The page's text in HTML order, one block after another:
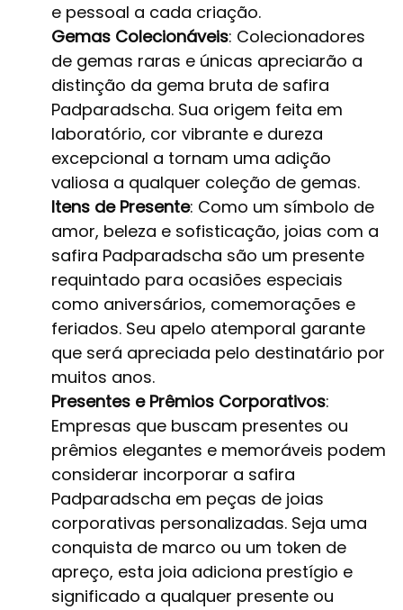
e pessoal a cada criação.
Gemas Colecionáveis: Colecionadores
de gemas raras e únicas apreciarão a
distinção da gema bruta de safira
Padparadscha. Sua origem feita em
laboratório, cor vibrante e dureza
excepcional a tornam uma adição
valiosa a qualquer coleção de gemas.
Itens de Presente: Como um símbolo de
amor, beleza e sofisticação, joias com a
safira Padparadscha são um presente
requintado para ocasiões especiais
como aniversários, comemorações e
feriados. Seu apelo atemporal garante
que será apreciada pelo destinatário por
muitos anos.
Presentes e Prêmios Corporativos:
Empresas que buscam presentes ou
prêmios elegantes e memoráveis podem
considerar incorporar a safira
Padparadscha em peças de joias
corporativas personalizadas. Seja uma
conquista de marco ou um token de
apreço, esta joia adiciona prestígio e
significado a qualquer presente ou